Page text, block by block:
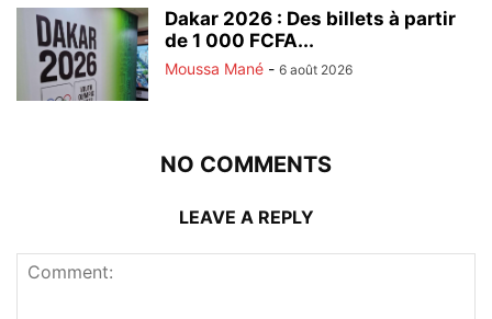
Dakar 2026 : Des billets à partir
de 1 000 FCFA...
Moussa Mané - 6 août 2026
NO COMMENTS
LEAVE A REPLY